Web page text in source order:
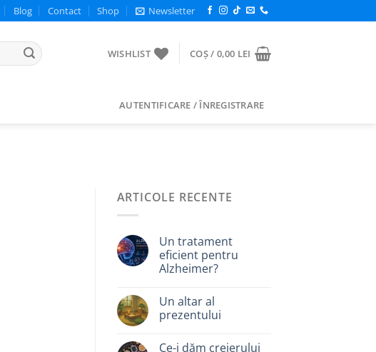
Blog Contact Shop Newsletter
WISHLIST COȘ / 0,00 LEI
AUTENTIFICARE / ÎNREGISTRARE
ARTICOLE RECENTE
Un tratament
eficient pentru
Alzheimer?
Un altar al
prezentului
Ce-i dăm creierului